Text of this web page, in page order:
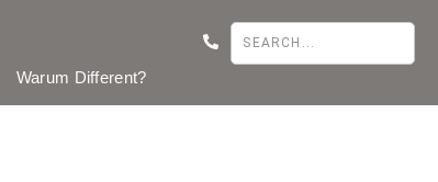
Warum Different?